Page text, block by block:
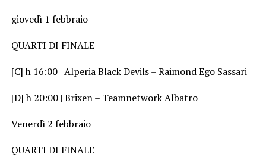
giovedì 1 febbraio
QUARTI DI FINALE
[C] h 16:00 | Alperia Black Devils – Raimond Ego Sassari
[D] h 20:00 | Brixen – Teamnetwork Albatro
Venerdì 2 febbraio
QUARTI DI FINALE